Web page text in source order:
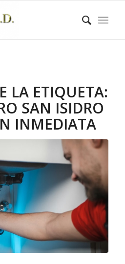
LA ETIQUETA:
SAN ISIDRO
INMEDIATA